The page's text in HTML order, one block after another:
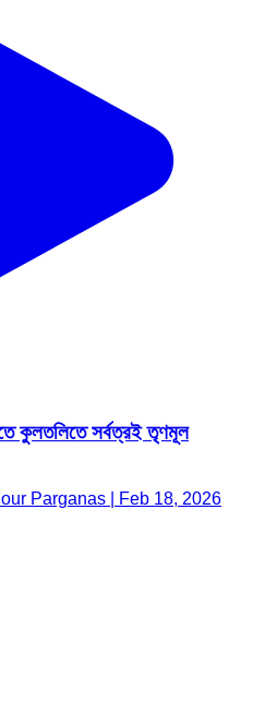
কুলতলিতে সর্বত্রই তৃণমূল
Parganas | Feb 18, 2026